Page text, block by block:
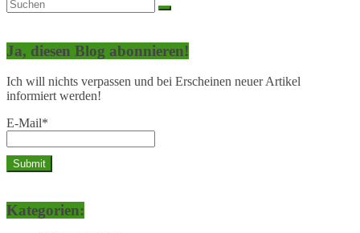
Ja, diesen Blog abonnieren!
Ich will nichts verpassen und bei Erscheinen neuer Artikel
informiert werden!
E-Mail*
Kategorien: